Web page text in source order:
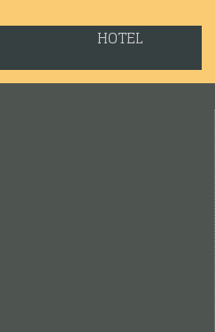
HOTEL